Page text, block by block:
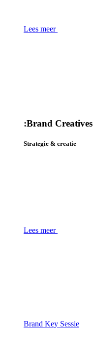
Lees meer
:Brand Creatives
Strategie & creatie
Lees meer
Brand Key Sessie